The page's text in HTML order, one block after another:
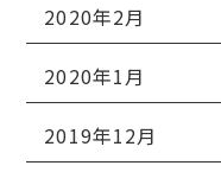
2020年2月
2020年1月
2019年12月